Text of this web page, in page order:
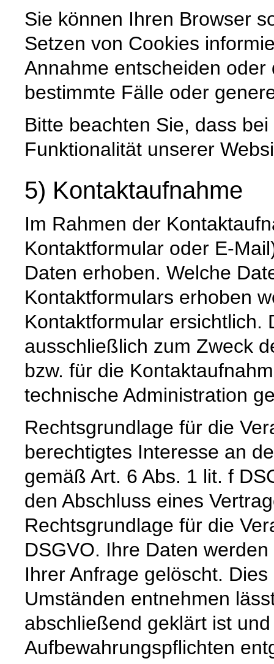
Sie können Ihren Browser
Setzen von Cookies
Annahme entscheiden
bestimmte Fälle oder
Bitte beachten Sie, dass
Funktionalität unserer
5) Kontaktaufnahme
Im Rahmen der
Kontaktformular oder E-
Daten erhoben. Welche
Kontaktformulars erhoben
Kontaktformular ersichtlich.
ausschließlich zum Zweck
bzw. für die
technische Administration
Rechtsgrundlage für die
berechtigtes Interesse an
gemäß Art. 6 Abs. 1 lit. f
den Abschluss eines
Rechtsgrundlage für die
DSGVO. Ihre Daten
Ihrer Anfrage gelöscht.
Umständen entnehmen
abschließend geklärt ist
Aufbewahrungspflichten